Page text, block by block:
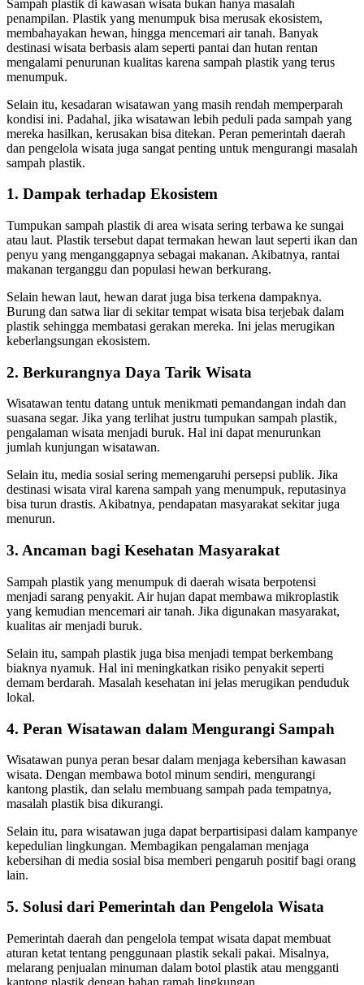
Sampah plastik di kawasan wisata bukan hanya masalah
penampilan. Plastik yang menumpuk bisa merusak ekosistem,
membahayakan hewan, hingga mencemari air tanah. Banyak
destinasi wisata berbasis alam seperti pantai dan hutan rentan
mengalami penurunan kualitas karena sampah plastik yang terus
menumpuk.
Selain itu, kesadaran wisatawan yang masih rendah memperparah
kondisi ini. Padahal, jika wisatawan lebih peduli pada sampah yang
mereka hasilkan, kerusakan bisa ditekan. Peran pemerintah daerah
dan pengelola wisata juga sangat penting untuk mengurangi masalah
sampah plastik.
1. Dampak terhadap Ekosistem
Tumpukan sampah plastik di area wisata sering terbawa ke sungai
atau laut. Plastik tersebut dapat termakan hewan laut seperti ikan dan
penyu yang menganggapnya sebagai makanan. Akibatnya, rantai
makanan terganggu dan populasi hewan berkurang.
Selain hewan laut, hewan darat juga bisa terkena dampaknya.
Burung dan satwa liar di sekitar tempat wisata bisa terjebak dalam
plastik sehingga membatasi gerakan mereka. Ini jelas merugikan
keberlangsungan ekosistem.
2. Berkurangnya Daya Tarik Wisata
Wisatawan tentu datang untuk menikmati pemandangan indah dan
suasana segar. Jika yang terlihat justru tumpukan sampah plastik,
pengalaman wisata menjadi buruk. Hal ini dapat menurunkan
jumlah kunjungan wisatawan.
Selain itu, media sosial sering memengaruhi persepsi publik. Jika
destinasi wisata viral karena sampah yang menumpuk, reputasinya
bisa turun drastis. Akibatnya, pendapatan masyarakat sekitar juga
menurun.
3. Ancaman bagi Kesehatan Masyarakat
Sampah plastik yang menumpuk di daerah wisata berpotensi
menjadi sarang penyakit. Air hujan dapat membawa mikroplastik
yang kemudian mencemari air tanah. Jika digunakan masyarakat,
kualitas air menjadi buruk.
Selain itu, sampah plastik juga bisa menjadi tempat berkembang
biaknya nyamuk. Hal ini meningkatkan risiko penyakit seperti
demam berdarah. Masalah kesehatan ini jelas merugikan penduduk
lokal.
4. Peran Wisatawan dalam Mengurangi Sampah
Wisatawan punya peran besar dalam menjaga kebersihan kawasan
wisata. Dengan membawa botol minum sendiri, mengurangi
kantong plastik, dan selalu membuang sampah pada tempatnya,
masalah plastik bisa dikurangi.
Selain itu, para wisatawan juga dapat berpartisipasi dalam kampanye
kepedulian lingkungan. Membagikan pengalaman menjaga
kebersihan di media sosial bisa memberi pengaruh positif bagi orang
lain.
5. Solusi dari Pemerintah dan Pengelola Wisata
Pemerintah daerah dan pengelola tempat wisata dapat membuat
aturan ketat tentang penggunaan plastik sekali pakai. Misalnya,
melarang penjualan minuman dalam botol plastik atau mengganti
kantong plastik dengan bahan ramah lingkungan.